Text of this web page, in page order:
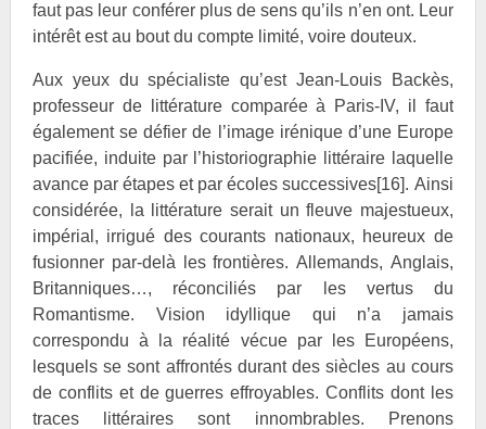
faut pas leur conférer plus de sens qu’ils n’en ont. Leur
intérêt est au bout du compte limité, voire douteux.
Aux yeux du spécialiste qu’est Jean-Louis
Backès,
professeur de littérature comparée à Paris-IV, il faut
également se défier de l’image irénique d’une Europe
pacifiée, induite par l’historiographie littéraire laquelle
avance par étapes et par écoles successives[16]. Ainsi
considérée, la littérature serait un fleuve majestueux,
impérial, irrigué des courants nationaux, heureux de
fusionner par-delà les frontières. Allemands, Anglais,
Britanniques…, réconciliés par les vertus du
Romantisme. Vision idyllique qui n’a jamais
correspondu à la réalité vécue par les Européens,
lesquels se sont affrontés durant des siècles au cours
de conflits et de guerres effroyables. Conflits dont les
traces littéraires sont innombrables. Prenons